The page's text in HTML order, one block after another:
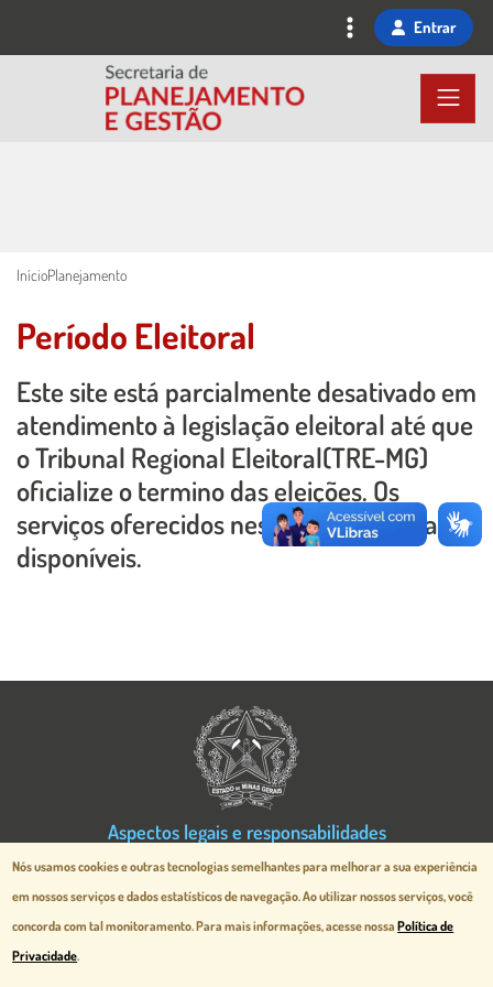
Entrar
InícioPlanejamento
Período Eleitoral
Conteúdo Principal
Este site está parcialmente desativado em
atendimento à legislação eleitoral até que
o Tribunal Regional Eleitoral(TRE-MG)
oficialize o termino das eleições. Os
serviços oferecidos nesse site continuam
disponíveis.
Imagem
Aspectos legais e responsabilidades
Política de Privacidade
Desenvolvido pelaprodemge.gov.br
Nós usamos cookies e outras tecnologias semelhantes para melhorar a sua experiência
em nossos serviços e dados estatísticos de navegação.Ao utilizar nossos serviços, você
concorda com tal monitoramento. Para mais informações, acesse nossaPolítica de
Privacidade.